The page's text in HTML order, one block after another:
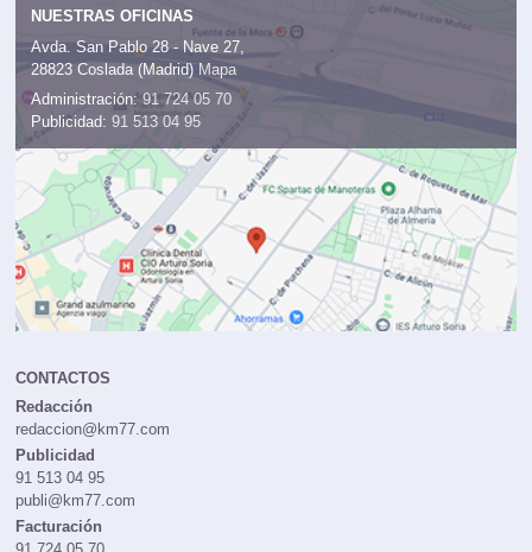
NUESTRAS OFICINAS
Avda. San Pablo 28 - Nave 27,
28823 Coslada (Madrid) Mapa
Administración: 91 724 05 70
Publicidad: 91 513 04 95
CONTACTOS
Redacción
redaccion@km77.com
Publicidad
91 513 04 95
publi@km77.com
Facturación